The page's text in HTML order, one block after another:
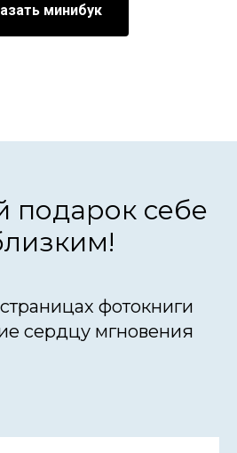
минибук
подарок себе
фотокниги
сердцу мгновения